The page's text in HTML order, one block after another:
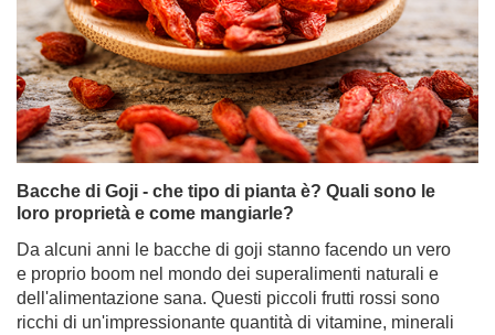
Bacche di Goji - che tipo di pianta è? Quali sono le
loro proprietà e come mangiarle?
Da alcuni anni le bacche di goji stanno facendo un vero
e proprio boom nel mondo dei superalimenti naturali e
dell'alimentazione sana. Questi piccoli frutti rossi sono
ricchi di un'impressionante quantità di vitamine, minerali